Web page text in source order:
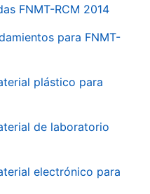
FNMT-RCM 2014
para FNMT-
plástico para
de laboratorio
electrónico para